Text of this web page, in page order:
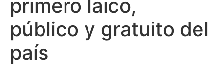
primero laico,
público y gratuito del
país